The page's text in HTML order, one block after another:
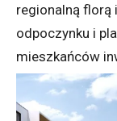
regionalną florą
odpoczynku i
mieszkańców